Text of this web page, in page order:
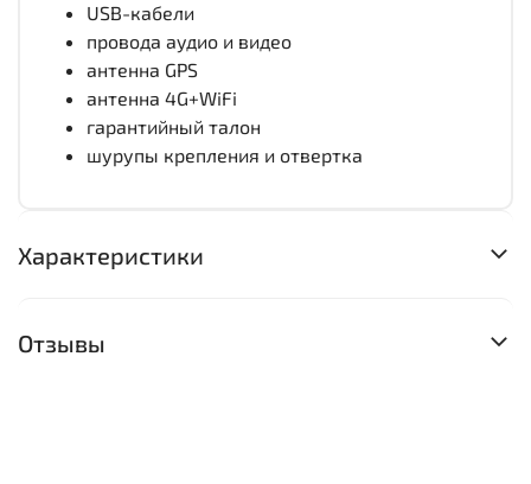
USB-кабели
провода аудио и видео
антенна GPS
антенна 4G+WiFi
гарантийный талон
шурупы крепления и отвертка
Характеристики
Отзывы